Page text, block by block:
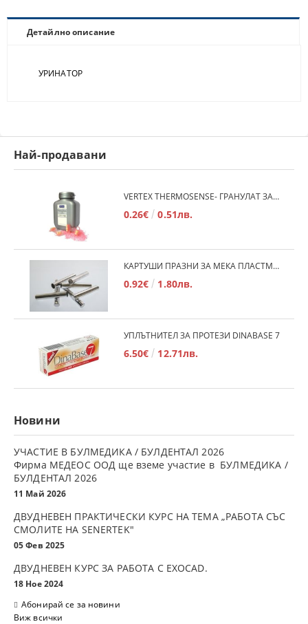
Детайлно описание
УРИНАТОР
Най-продавани
VERTEX THERMOSENSE- ГРАНУЛАТ ЗА МЕКИ ПРОТЕЗИ
0.26€ 0.51лв.
КАРТУШИ ПРАЗНИ ЗА МЕКА ПЛАСТМАСА
0.92€ 1.80лв.
УПЛЪТНИТЕЛ ЗА ПРОТЕЗИ DINABASE 7
6.50€ 12.71лв.
Новини
УЧАСТИЕ В БУЛМЕДИКА / БУЛДЕНТАЛ 2026
Фирма МЕДЕОС ООД ще вземе участие в БУЛМЕДИКА /
БУЛДЕНТАЛ 2026
11 Май 2026
ДВУДНЕВЕН ПРАКТИЧЕСКИ КУРС НА ТЕМА „РАБОТА СЪС
СМОЛИТЕ НА SENERTEK"
05 Фев 2025
ДВУДНЕВЕН КУРС ЗА РАБОТА С ЕXOCAD.
18 Ное 2024
Абонирай се за новини
Виж всички